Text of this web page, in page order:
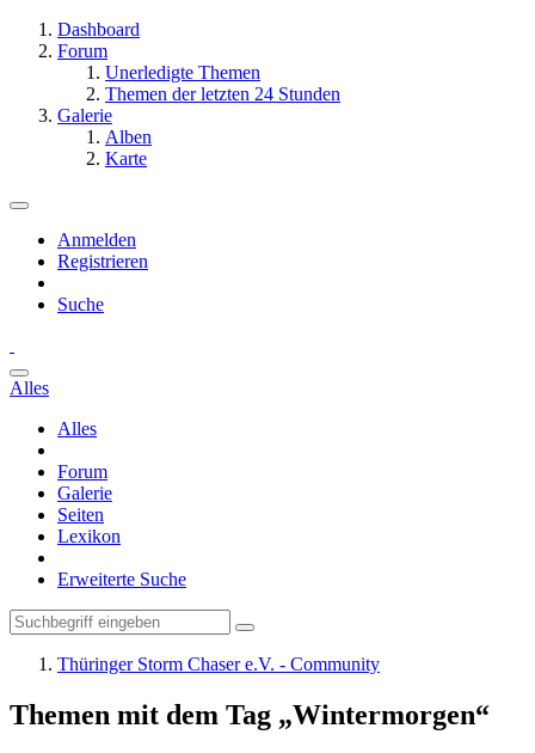
Dashboard
Forum
Unerledigte Themen
Themen der letzten 24 Stunden
Galerie
Alben
Karte
Anmelden
Registrieren
Suche
Alles
Alles
Forum
Galerie
Seiten
Lexikon
Erweiterte Suche
Thüringer Storm Chaser e.V. - Community
Themen mit dem Tag „Wintermorgen“